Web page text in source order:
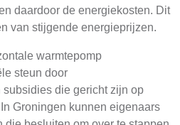
daardoor de energiekosten. Dit
van stijgende energieprijzen.
warmtepomp
steun door
die gericht zijn op
Groningen kunnen eigenaars